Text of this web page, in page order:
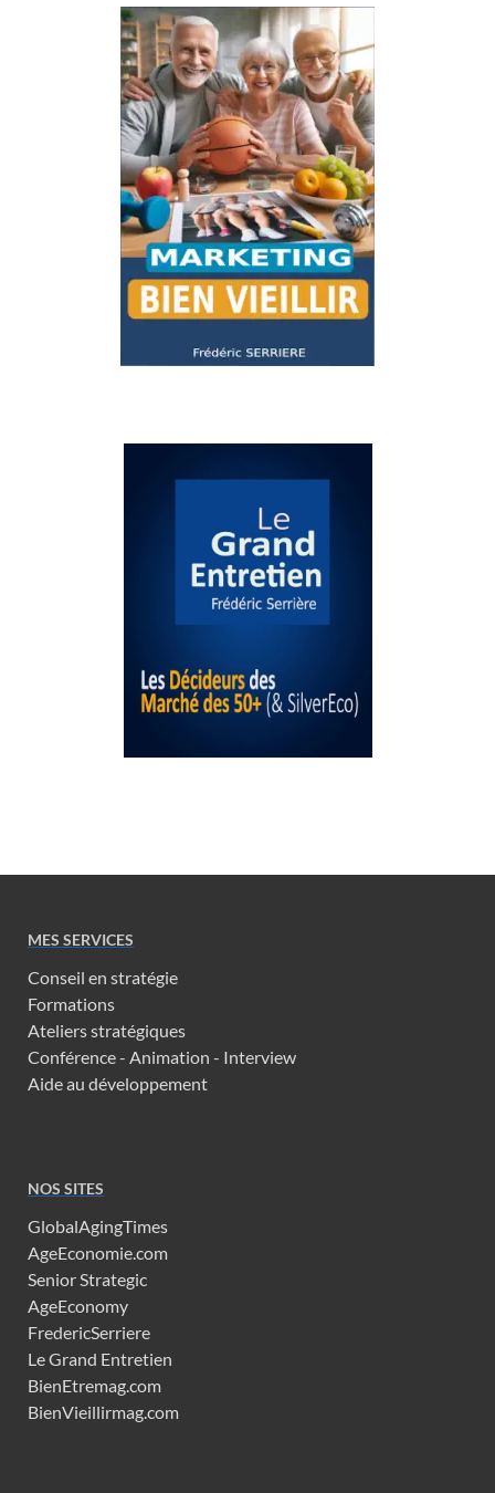
MES SERVICES
Conseil en stratégie
Formations
Ateliers stratégiques
Conférence - Animation - Interview
Aide au développement
NOS SITES
GlobalAgingTimes
AgeEconomie.com
Senior Strategic
AgeEconomy
FredericSerriere
Le Grand Entretien
BienEtremag.com
BienVieillirmag.com